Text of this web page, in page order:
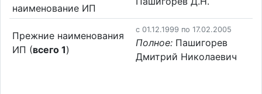
наименование ИП
Прежние наименования
ИП (всего 1)
c 01.12.1999 по 17.02.2005
Полное: Пашигорев
Дмитрий Николаевич